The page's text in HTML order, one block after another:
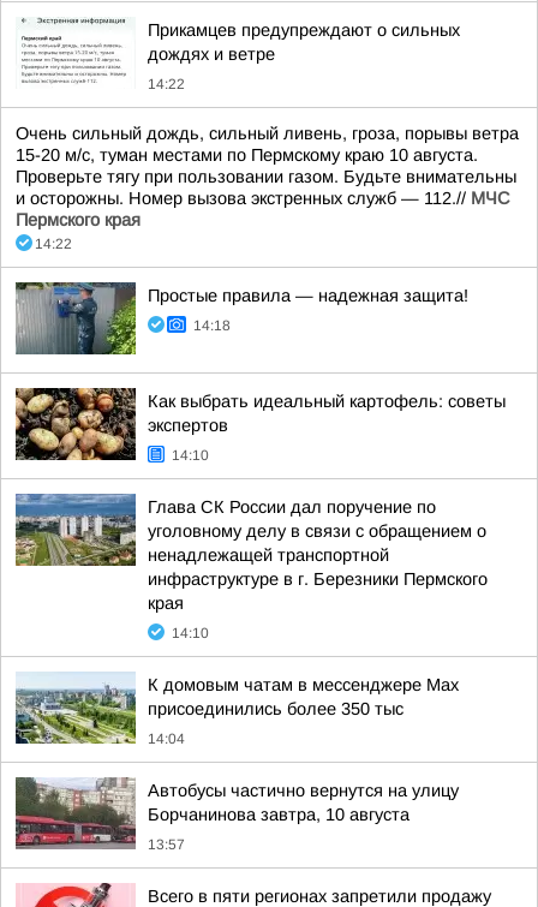
Прикамцев предупреждают о сильных
дождях и ветре
14:22
Очень сильный дождь, сильный ливень, гроза, порывы ветра
15-20 м/с, туман местами по Пермскому краю 10 августа.
Проверьте тягу при пользовании газом. Будьте внимательны
и осторожны. Номер вызова экстренных служб — 112.// МЧС
Пермского края
14:22
Простые правила — надежная защита!
14:18
Как выбрать идеальный картофель: советы
экспертов
14:10
Глава СК России дал поручение по
уголовному делу в связи с обращением о
ненадлежащей транспортной
инфраструктуре в г. Березники Пермского
края
14:10
К домовым чатам в мессенджере Max
присоединились более 350 тыс
14:04
Автобусы частично вернутся на улицу
Борчанинова завтра, 10 августа
13:57
Всего в пяти регионах запретили продажу